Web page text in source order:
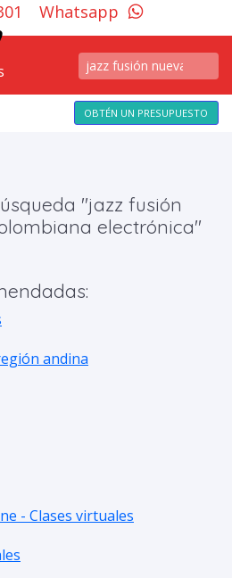
Whatsapp
OBTÉN UN PRESUPUESTO
"jazz fusión
electrónica"
andina
- Clases virtuales